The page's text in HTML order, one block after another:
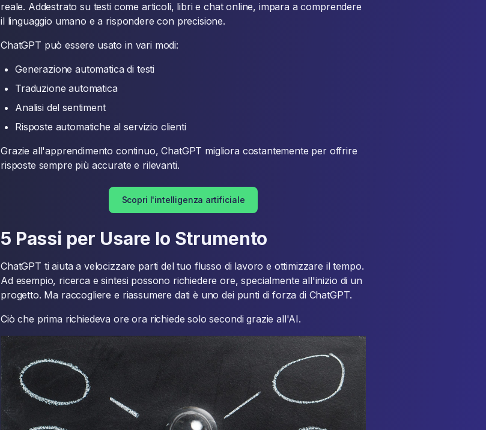
reale. Addestrato su testi come articoli, libri e chat online, impara a comprendere
il linguaggio umano e a rispondere con precisione.
ChatGPT può essere usato in vari modi:
Generazione automatica di testi
Traduzione automatica
Analisi del sentiment
Risposte automatiche al servizio clienti
Grazie all'apprendimento continuo, ChatGPT migliora costantemente per offrire
risposte sempre più accurate e rilevanti.
Scopri l'intelligenza artificiale
5 Passi per Usare lo Strumento
ChatGPT ti aiuta a velocizzare parti del tuo flusso di lavoro e ottimizzare il tempo.
Ad esempio, ricerca e sintesi possono richiedere ore, specialmente all'inizio di un
progetto. Ma raccogliere e riassumere dati è uno dei punti di forza di ChatGPT.
Ciò che prima richiedeva ore ora richiede solo secondi grazie all'AI.